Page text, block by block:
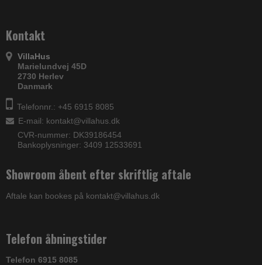
Kontakt
VillaHus
Marielundvej 45D
2730 Herlev
Danmark
Telefonnr.: +45 6915 8085
E-mail: kontakt@villahus.dk
CVR-nummer: DK39186454
Bankoplysninger: 3409 12533691
Showroom åbent efter skriftlig aftale
Aftale kan bookes på kontakt@villahus.dk
Telefon åbningstider
Telefon 6915 8085